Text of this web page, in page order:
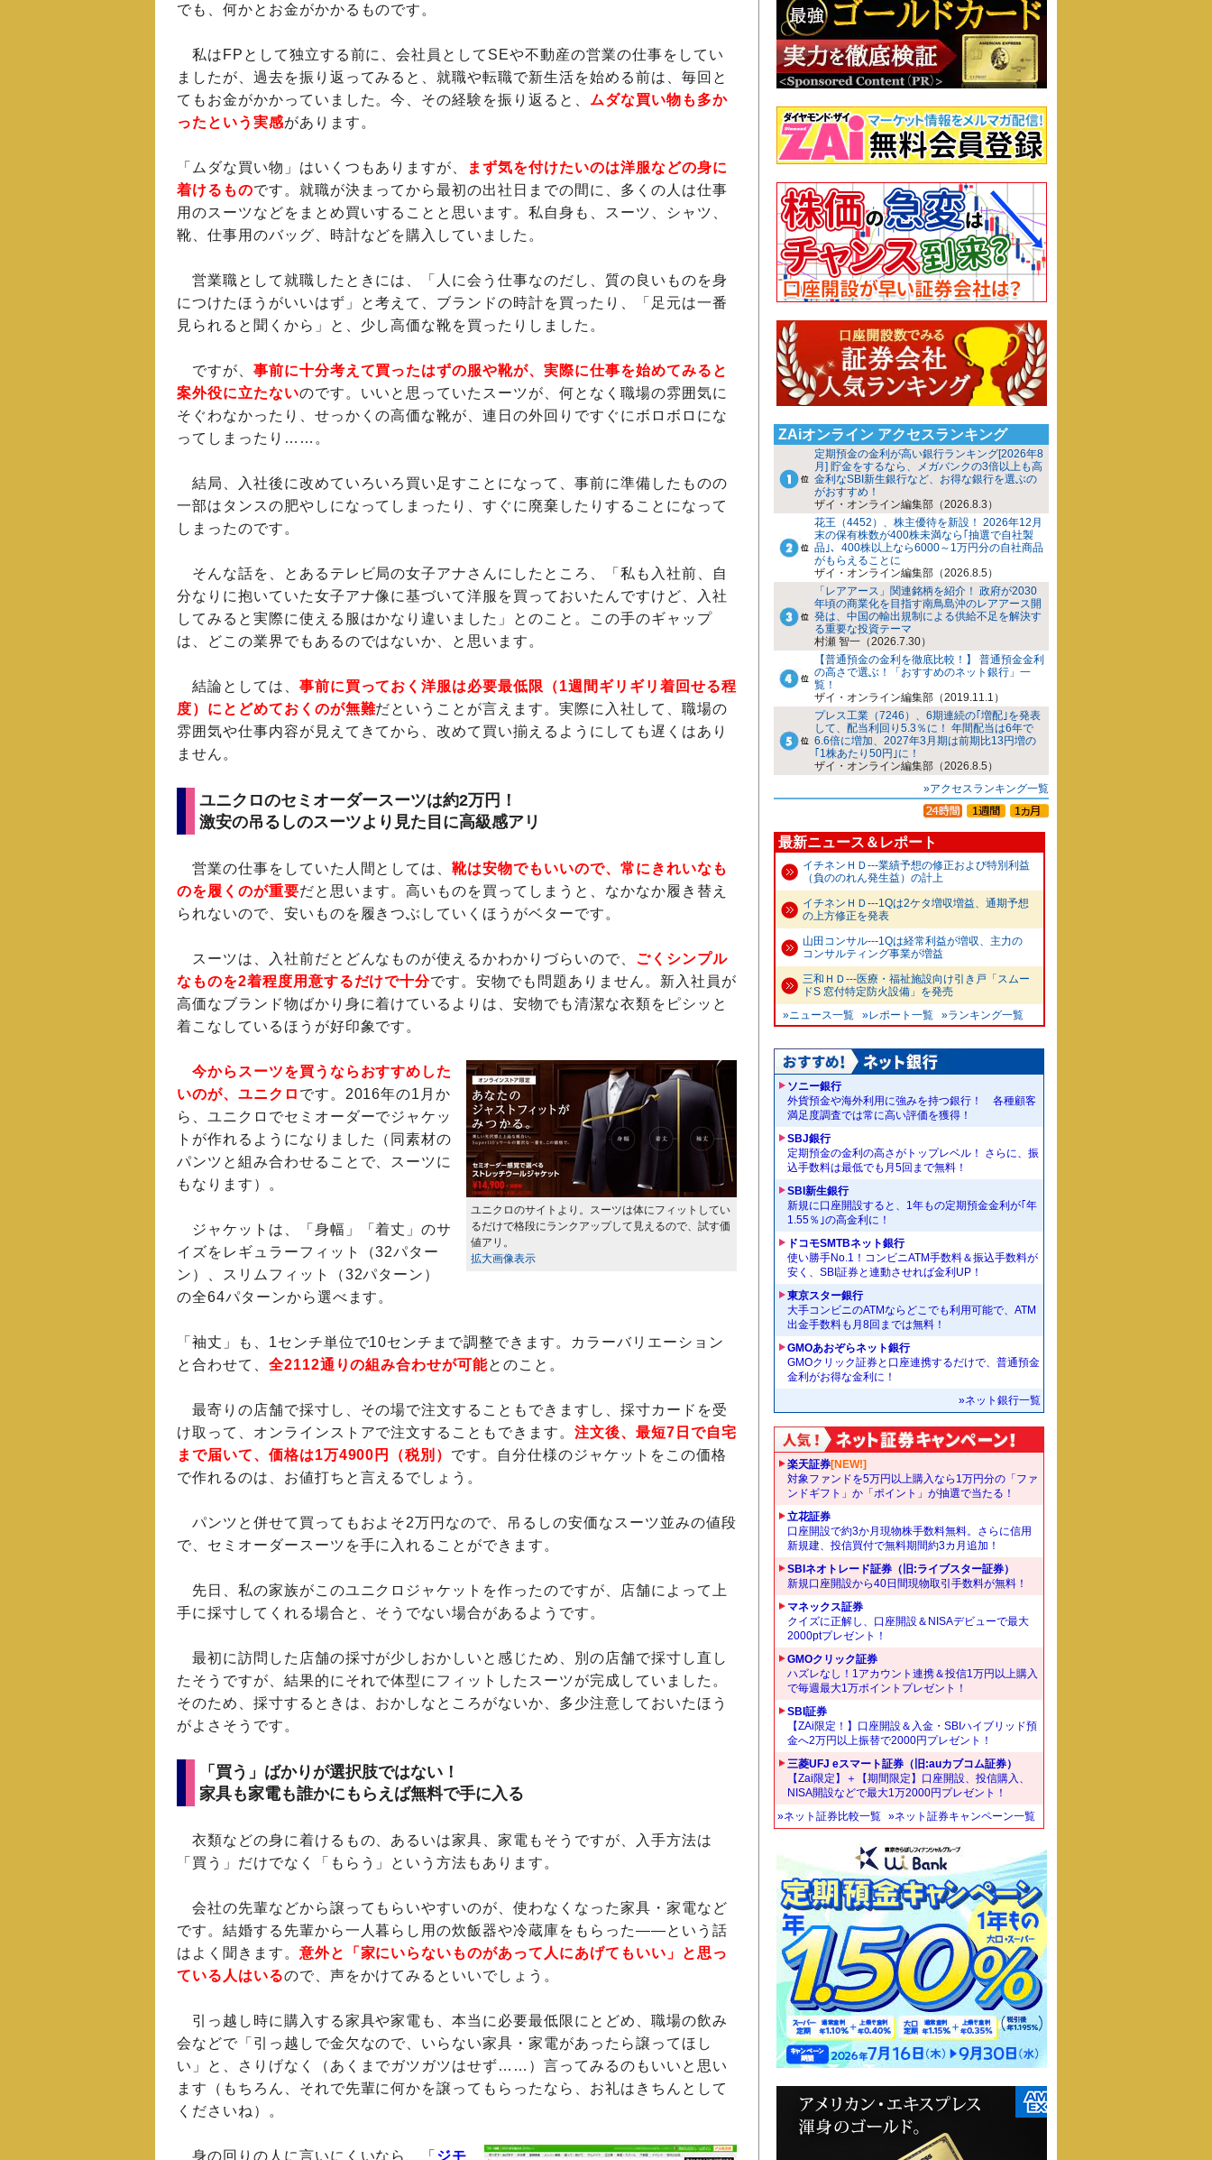
でも、何かとお金がかかるものです。
私はFPとして独立する前に、会社員としてSEや不動産の営業の仕事をしてい
ましたが、過去を振り返ってみると、就職や転職で新生活を始める前は、毎回と
てもお金がかかっていました。今、その経験を振り返ると、 ムダな買い物も多か
ったという実感があります。
「ムダな買い物」はいくつもありますが、
まず気を付けたいのは洋服などの身に
着けるものです。就職が決まってから最初の出社日までの間に、多くの人は仕事
用のスーツなどをまとめ買いすることと思います。私自身も、スーツ、シャツ、
靴、仕事用のバッグ、時計などを購入していました。
営業職として就職したときには、「人に会う仕事なのだし、質の良いものを身
につけたほうがいいはず」と考えて、ブランドの時計を買ったり、「足元は一番
見られると聞くから」と、少し高価な靴を買ったりしました。
ですが、 事前に十分考えて買ったはずの服や靴が、実際に仕事を始めてみると
案外役に立たないのです。いいと思っていたスーツが、何となく職場の雰囲気に
そぐわなかったり、せっかくの高価な靴が、連日の外回りですぐにボロボロにな
ってしまったり……。
結局、入社後に改めていろいろ買い足すことになって、事前に準備したものの
一部はタンスの肥やしになってしまったり、すぐに廃棄したりすることになって
しまったのです。
そんな話を、とあるテレビ局の女子アナさんにしたところ、「私も入社前、自
分なりに抱いていた女子アナ像に基づいて洋服を買っておいたんですけど、入社
してみると実際に使える服はかなり違いました」とのこと。この手のギャップ
は、どこの業界でもあるのではないか、と思います。
結論としては、 事前に買っておく洋服は必要最低限（1週間ギリギリ着回せる程
度）にとどめておくのが無難だということが言えます。実際に入社して、職場の
雰囲気や仕事内容が見えてきてから、改めて買い揃えるようにしても遅くはあり
ません。
ユニクロのセミオーダースーツは約2万円！
激安の吊るしのスーツより見た目に高級感アリ
営業の仕事をしていた人間としては、靴は安物でもいいので、常にきれいなも
のを履くのが重要だと思います。高いものを買ってしまうと、なかなか履き替え
られないので、安いものを履きつぶしていくほうがベターです。
スーツは、入社前だとどんなものが使えるかわかりづらいので、 ごくシンプル
なものを2着程度用意するだけで十分です。安物でも問題ありません。新入社員が
高価なブランド物ばかり身に着けているよりは、安物でも清潔な衣類をピシッと
着こなしているほうが好印象です。
ユニクロのサイトより。スーツは体にフィットしてい
るだけで格段にランクアップして見えるので、試す価
値アリ。
拡大画像表示
今からスーツを買うならおすすめした
いのが、ユニクロ です。2016年の1月か
ら、ユニクロでセミオーダーでジャケッ
トが作れるようになりました（同素材の
パンツと組み合わせることで、スーツに
もなります）。
ジャケットは、「身幅」「着丈」のサ
イズをレギュラーフィット（32パター
ン）、スリムフィット（32パターン）
の全64パターンから選べます。
「袖丈」も、1センチ単位で10センチまで調整できます。カラーバリエーション
と合わせて、 全2112通りの組み合わせが可能とのこと。
最寄りの店舗で採寸し、その場で注文することもできますし、採寸カードを受
け取って、オンラインストアで注文することもできます。 注文後、最短7日で自宅
まで届いて、価格は1万4900円（税別） です。自分仕様のジャケットをこの価格
で作れるのは、お値打ちと言えるでしょう。
パンツと併せて買ってもおよそ2万円なので、吊るしの安価なスーツ並みの値段
で、セミオーダースーツを手に入れることができます。
先日、私の家族がこのユニクロジャケットを作ったのですが、店舗によって上
手に採寸してくれる場合と、そうでない場合があるようです。
最初に訪問した店舗の採寸が少しおかしいと感じため、別の店舗で採寸し直し
たそうですが、結果的にそれで体型にフィットしたスーツが完成していました。
そのため、採寸するときは、おかしなところがないか、多少注意しておいたほう
がよさそうです。
「買う」ばかりが選択肢ではない！
家具も家電も誰かにもらえば無料で手に入る
衣類などの身に着けるもの、あるいは家具、家電もそうですが、入手方法は
「買う」だけでなく「もらう」という方法もあります。
会社の先輩などから譲ってもらいやすいのが、使わなくなった家具・家電など
です。結婚する先輩から一人暮らし用の炊飯器や冷蔵庫をもらった――という話
はよく聞きます。 意外と「家にいらないものがあって人にあげてもいい」と思っ
ている人はいるので、声をかけてみるといいでしょう。
引っ越し時に購入する家具や家電も、本当に必要最低限にとどめ、職場の飲み
会などで「引っ越しで金欠なので、いらない家具・家電があったら譲ってほし
い」と、さりげなく（あくまでガツガツはせず……）言ってみるのもいいと思い
ます（もちろん、それで先輩に何かを譲ってもらったなら、お礼はきちんとして
くださいね）。
身の回りの人に言いにくいなら、「 ジモ
ZAiオンライン アクセスランキング
定期預金の金利が高い銀行ランキング[2026年8
月] 貯金をするなら、メガバンクの3倍以上も高
金利なSBI新生銀行など、お得な銀行を選ぶの
がおすすめ！
ザイ・オンライン編集部（2026.8.3）
花王（4452）、株主優待を新設！ 2026年12月
末の保有株数が400株未満なら｢抽選で自社製
品｣、400株以上なら6000～1万円分の自社商品
がもらえることに
ザイ・オンライン編集部（2026.8.5）
「レアアース」関連銘柄を紹介！ 政府が2030
年頃の商業化を目指す南鳥島沖のレアアース開
発は、中国の輸出規制による供給不足を解決す
る重要な投資テーマ
村瀬 智一（2026.7.30）
【普通預金の金利を徹底比較！】 普通預金金利
の高さで選ぶ！「おすすめのネット銀行」一
覧！
ザイ・オンライン編集部（2019.11.1）
プレス工業（7246）、6期連続の｢増配｣を発表
して、配当利回り5.3％に！ 年間配当は6年で
6.6倍に増加、2027年3月期は前期比13円増の
｢1株あたり50円｣に！
ザイ・オンライン編集部（2026.8.5）
»アクセスランキング一覧
最新ニュース＆レポート
イチネンＨＤ---業績予想の修正および特別利益
（負ののれん発生益）の計上
イチネンＨＤ---1Qは2ケタ増収増益、通期予想
の上方修正を発表
山田コンサル---1Qは経常利益が増収、主力の
コンサルティング事業が増益
三和ＨＤ---医療・福祉施設向け引き戸「スムー
ドS 窓付特定防火設備」を発売
»ニュース一覧
»レポート一覧 »ランキング一覧
ソニー銀行
外貨預金や海外利用に強みを持つ銀行！ 各種顧客
満足度調査では常に高い評価を獲得！
SBJ銀行
定期預金の金利の高さがトップレベル！ さらに、振
込手数料は最低でも月5回まで無料！
SBI新生銀行
新規に口座開設すると、1年もの定期預金金利が｢年
1.55％｣の高金利に！
ドコモSMTBネット銀行
使い勝手No.1！コンビニATM手数料＆振込手数料が
安く、SBI証券と連動させれば金利UP！
東京スター銀行
大手コンビニのATMならどこでも利用可能で、ATM
出金手数料も月8回までは無料！
GMOあおぞらネット銀行
GMOクリック証券と口座連携するだけで、普通預金
金利がお得な金利に！
»ネット銀行一覧
楽天証券[NEW!]
対象ファンドを5万円以上購入なら1万円分の「ファ
ンドギフト」か「ポイント」が抽選で当たる！
立花証券
口座開設で約3か月現物株手数料無料。さらに信用
新規建、投信買付で無料期間約3カ月追加！
SBIネオトレード証券（旧:ライブスター証券）
新規口座開設から40日間現物取引手数料が無料！
マネックス証券
クイズに正解し、口座開設＆NISAデビューで最大
2000ptプレゼント！
GMOクリック証券
ハズレなし！1アカウント連携＆投信1万円以上購入
で毎週最大1万ポイントプレゼント！
SBI証券
【ZAi限定！】口座開設＆入金・SBIハイブリッド預
金へ2万円以上振替で2000円プレゼント！
三菱UFJ eスマート証券（旧:auカブコム証券）
【Zai限定】＋【期間限定】口座開設、投信購入、
NISA開設などで最大1万2000円プレゼント！
»ネット証券比較一覧 »ネット証券キャンペーン一覧